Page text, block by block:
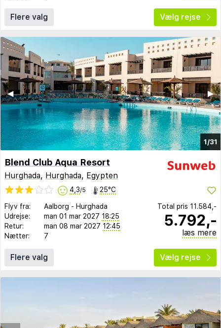
Flere valg Vælg rejse
1/31
▶︎
◀︎
Blend Club Aqua Resort
Hurghada, Hurghada, Egypten
4,3/5 25°C
Flyv fra: Aalborg - Hurghada
Udrejse:
man 01 mar 2027 18:25
Retur:
man 08 mar 2027 12:45
Nætter:
7
Total pris 11.584,-
5.792,-
læs mere
Flere valg Vælg rejse